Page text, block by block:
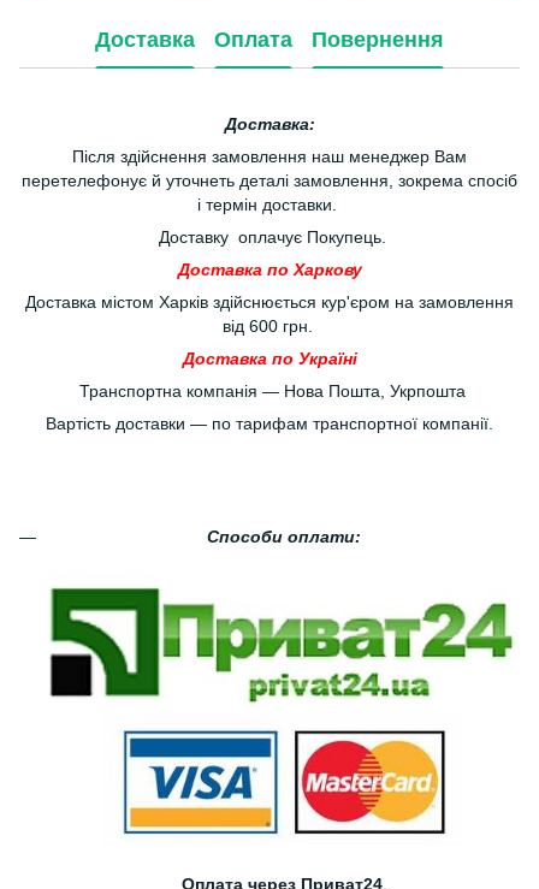
Доставка Оплата Повернення
Доставка:
Після здійснення замовлення наш менеджер Вам
перетелефонує й уточнеть деталі замовлення, зокрема спосіб
і термін доставки.
Доставку оплачує Покупець.
Доставка по Харкову
Доставка містом Харків здійснюється кур'єром на замовлення
від 600 грн.
Доставка по Україні
Транспортна компанія — Нова Пошта, Укрпошта
Вартість доставки — по тарифам транспортної компанії.
Способи оплати:
Оплата через Приват24.